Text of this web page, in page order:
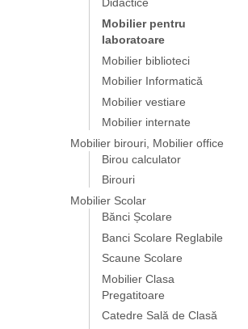
Didactice
Mobilier pentru
laboratoare
Mobilier biblioteci
Mobilier Informatică
Mobilier vestiare
Mobilier internate
Mobilier birouri, Mobilier office
Birou calculator
Birouri
Mobilier Scolar
Bănci Școlare
Banci Scolare Reglabile
Scaune Scolare
Mobilier Clasa
Pregatitoare
Catedre Sală de Clasă